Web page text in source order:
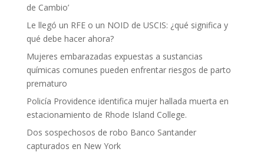
de Cambio’
Le llegó un RFE o un NOID de USCIS: ¿qué significa y
qué debe hacer ahora?
Mujeres embarazadas expuestas a sustancias
químicas comunes pueden enfrentar riesgos de parto
prematuro
Policía Providence identifica mujer hallada muerta en
estacionamiento de Rhode Island College.
Dos sospechosos de robo Banco Santander
capturados en New York